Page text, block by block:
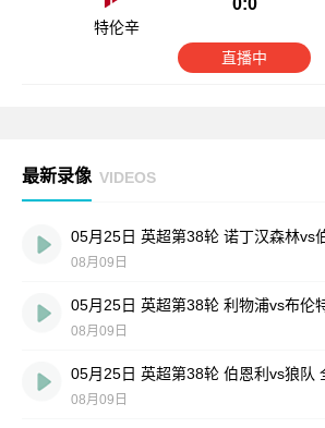
特伦辛
0:0
直播中
最新录像 VIDEOS
05月25日 英超第38轮 诺丁汉森林vs
08月09日
05月25日 英超第38轮 利物浦vs布伦
08月09日
05月25日 英超第38轮 伯恩利vs狼队
08月09日